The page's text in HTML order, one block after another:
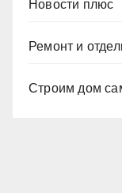
Новости плюс
Ремонт и
Строим дом